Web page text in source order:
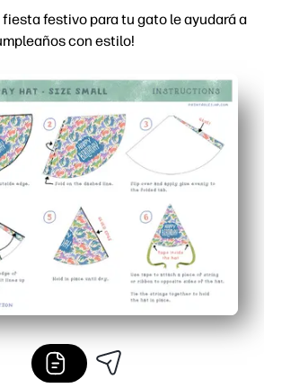
fiesta festivo para tu gato le ayudará a
con estilo!
y fiesta: puedes cortar, pegar y
se adapta cómodamente a la
cartulina estándar: mantiene su forma al
y listo para la cámara: hace que las